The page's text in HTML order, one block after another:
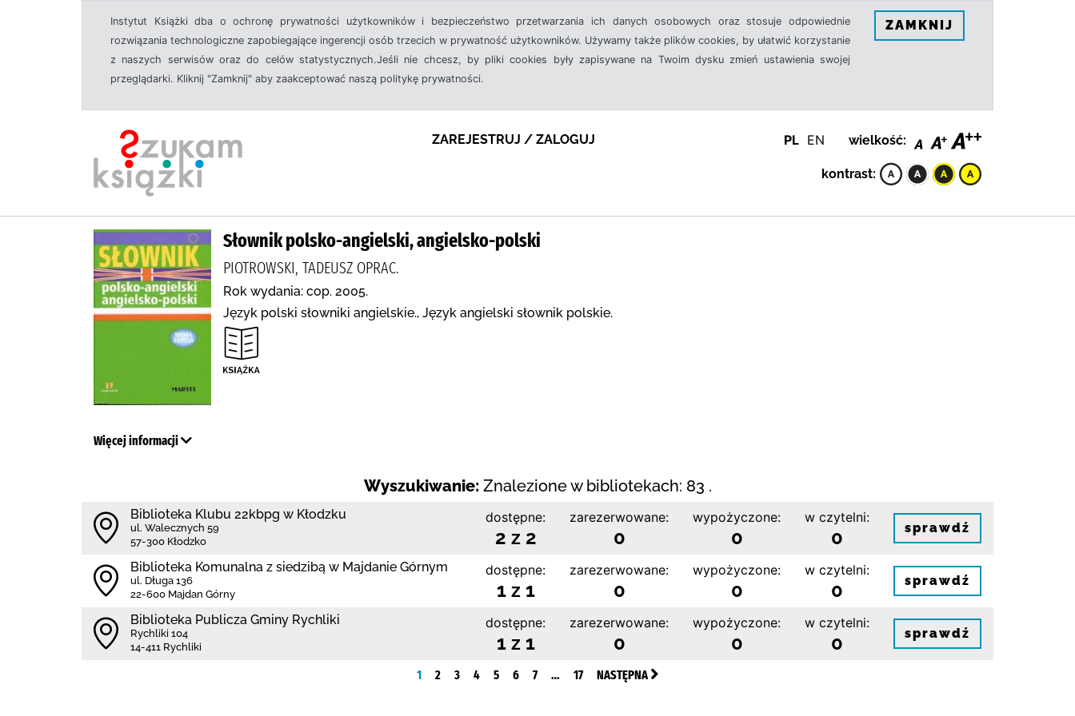
Instytut Książki dba o ochronę prywatności użytkowników i bezpieczeństwo przetwarzania ich danych osobowych oraz stosuje odpowiednie
rozwiązania technologiczne zapobiegające ingerencji osób trzecich w prywatność użytkowników. Używamy także plików cookies, by ułatwić korzystanie
z naszych serwisów oraz do celów statystycznych.Jeśli nie chcesz, by pliki cookies były zapisywane na Twoim dysku zmień ustawienia swojej
przeglądarki. Kliknij "Zamknij" aby zaakceptować naszą politykę prywatności.
ZAMKNIJ
ZAREJESTRUJ / ZALOGUJ PL EN wielkość:
kontrast:
Słownik polsko-angielski, angielsko-polski
PIOTROWSKI, TADEUSZ OPRAC.
Rok wydania: cop. 2005.
Język polski słowniki angielskie., Język angielski słownik polskie.
Więcej informacji
Wyszukiwanie: Znalezione w bibliotekach: 83 .
Biblioteka Klubu 22kbpg w Kłodzku
ul. Walecznych 59
57-300 Kłodzko
dostępne:
2 z 2
zarezerwowane:
0
wypożyczone:
0
w czytelni:
0 sprawdź
Biblioteka Komunalna z siedzibą w Majdanie Górnym
ul. Długa 136
22-600 Majdan Górny
dostępne:
1 z 1
zarezerwowane:
0
wypożyczone:
0
w czytelni:
0 sprawdź
Biblioteka Publicza Gminy Rychliki
Rychliki 104
14-411 Rychliki
dostępne:
1 z 1
zarezerwowane:
0
wypożyczone:
0
w czytelni:
0 sprawdź
1 2 3 4 5 6 7 … 17 NASTĘPNA